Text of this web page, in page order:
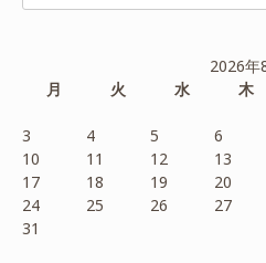
2026年
月
火 水 木
3
4 5 6
10
11 12 13
17
18 19 20
24
25 26 27
31